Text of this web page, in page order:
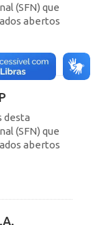
(SFN) que
abertos
desta
(SFN) que
abertos